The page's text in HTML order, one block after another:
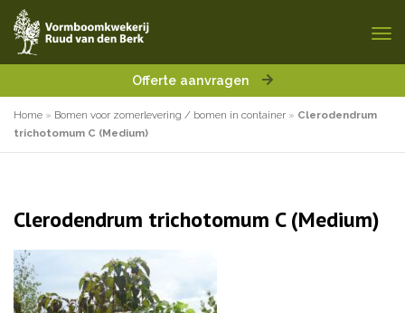
Offerte aanvragen
Home » Bomen voor zomerlevering / bomen in container » Clerodendrum
trichotomum C (Medium)
Clerodendrum trichotomum C (Medium)